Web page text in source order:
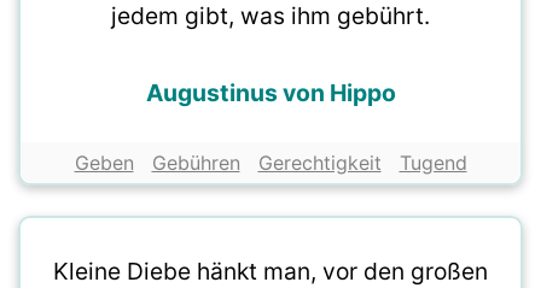
jedem gibt, was ihm gebührt.
Augustinus von Hippo
Geben Gebühren Gerechtigkeit Tugend
Kleine Diebe hänkt man, vor den großen